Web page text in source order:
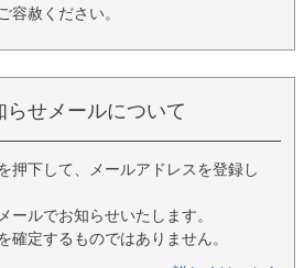
容赦ください。
らせメールについて
押下して、メールアドレスを登録し
ールでお知らせいたします。
確定するものではありません。